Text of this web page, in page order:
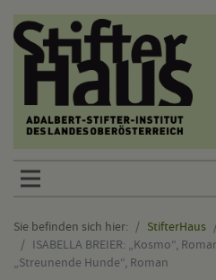
Sprunglinks
Sie befinden sich hier: StifterHaus
ISABELLA BREIER: „Kosmo“,
„Streunende Hunde“, Roman